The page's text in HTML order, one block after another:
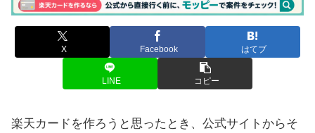
X Facebook はてブ
LINE コピー
楽天カードを作ろうと思ったとき、公式サイトからそ